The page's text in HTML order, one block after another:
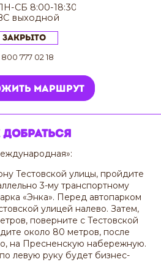
СБ 8:00-18:30
выходной
Закрыто
777 02 18
маршрут
добраться
Тестовской улицы, пройдите
3-му транспортному
«Энка». Перед автопарком
улицей налево. Затем,
поверните с Тестовской
около 80 метров, после
на Пресненскую набережную.
левую руку будет бизнес-